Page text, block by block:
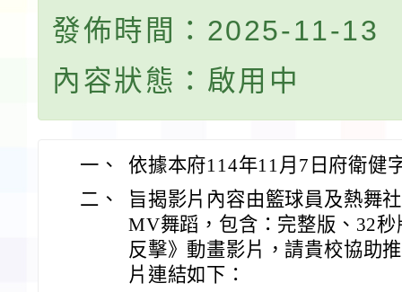
發佈時間：2025-11-13
內容狀態：啟用中
一、
依據本府114年11月7日府衛健
二、
旨揭影片內容由籃球員及熱舞
MV舞蹈，包含：完整版、32
反擊》動畫影片，請貴校協助
片連結如下：